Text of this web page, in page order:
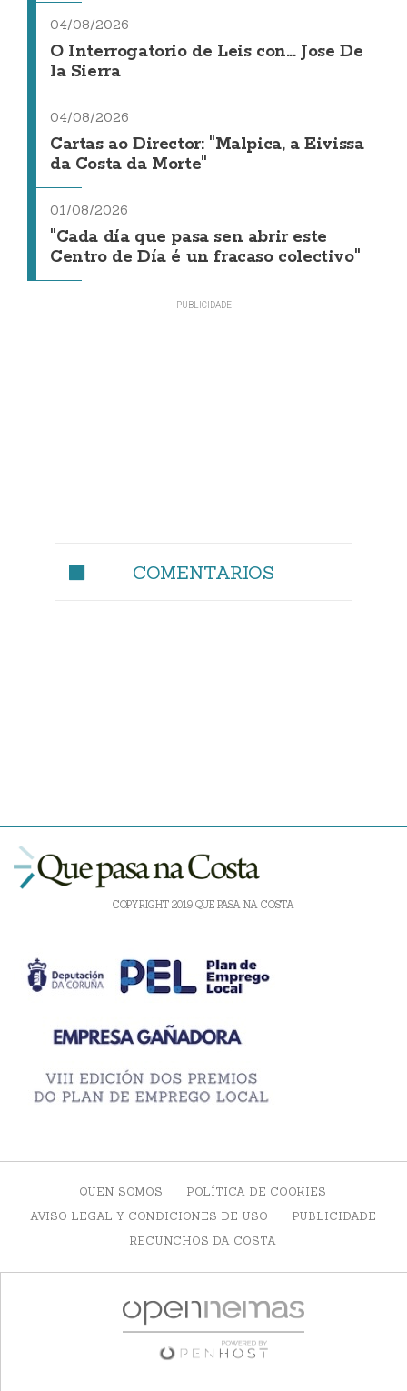
04/08/2026
O Interrogatorio de Leis con... Jose De
la Sierra
04/08/2026
Cartas ao Director: "Malpica, a Eivissa
da Costa da Morte"
01/08/2026
"Cada día que pasa sen abrir este
Centro de Día é un fracaso colectivo"
COMENTARIOS
COPYRIGHT 2019 QUE PASA NA COSTA
QUEN SOMOS
POLÍTICA DE COOKIES
AVISO LEGAL Y CONDICIONES DE USO
PUBLICIDADE
RECUNCHOS DA COSTA